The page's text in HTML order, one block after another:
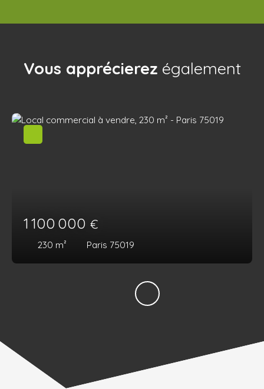
Vous apprécierez également
1 100 000 €
230 m² Paris 75019